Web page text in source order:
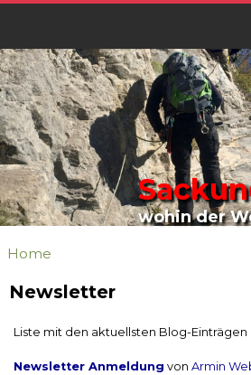
wohin der
Home
Newsletter
Liste mit den aktuellsten Blog-Einträgen
Newsletter Anmeldung von Armin